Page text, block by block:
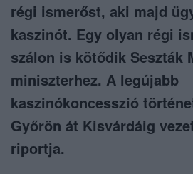
régi ismerőst, aki majd
kaszinót. Egy olyan régi
szálon is kötődik Seszták
miniszterhez. A legújabb
kaszinókoncesszió
Győrön át Kisvárdáig
riportja.